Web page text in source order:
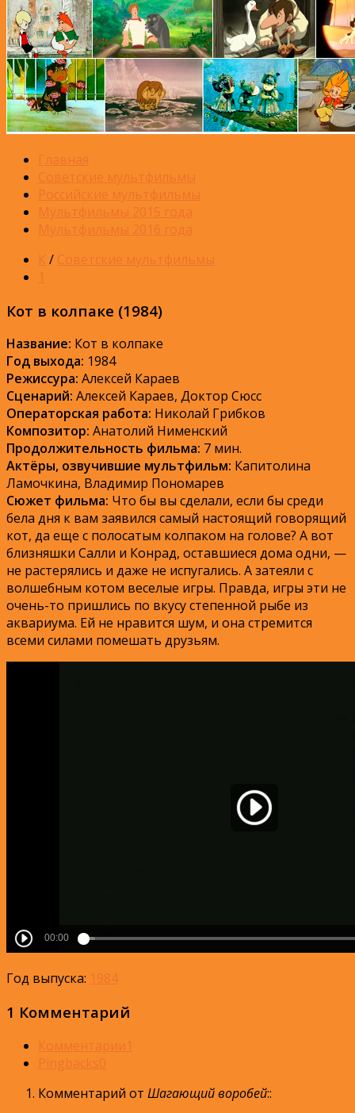
Главная
Советские мультфильмы
Российские мультфильмы
Мультфильмы 2015 года
Мультфильмы 2016 года
К / Советские мультфильмы
1
Кот в колпаке (1984)
Название: Кот в колпаке
Год выхода: 1984
Режиссура: Алексей Караев
Сценарий: Алексей Караев, Доктор Сюсс
Операторская работа: Николай Грибков
Композитор: Анатолий Нименский
Продолжительность фильма: 7 мин.
Актёры, озвучившие мультфильм: Капитолина
Ламочкина, Владимир Пономарев
Сюжет фильма: Что бы вы сделали, если бы среди
бела дня к вам заявился самый настоящий говорящий
кот, да еще с полосатым колпаком на голове? А вот
близняшки Салли и Конрад, оставшиеся дома одни, —
не растерялись и даже не испугались. А затеяли с
волшебным котом веселые игры. Правда, игры эти не
очень-то пришлись по вкусу степенной рыбе из
аквариума. Ей не нравится шум, и она стремится
всеми силами помешать друзьям.
Год выпуска: 1984
1 Комментарий
Комментарии1
Pingbacks0
Комментарий от Шагающий воробей::